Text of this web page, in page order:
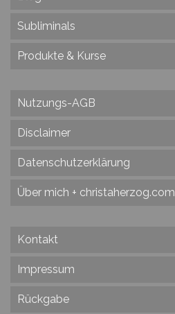
Subliminals
Produkte & Kurse
Nutzungs-AGB
Disclaimer
Datenschutzerklärung
Über mich + christaherzog.com
Kontakt
Impressum
Rückgabe